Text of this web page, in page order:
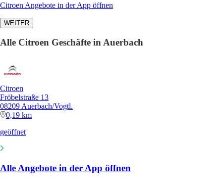
Citroen Angebote in der App öffnen
WEITER
Alle Citroen Geschäfte in Auerbach
Citroen
Fröbelstraße 13
08209 Auerbach/Vogtl.
0,19 km
geöffnet
Alle Angebote in der App öffnen